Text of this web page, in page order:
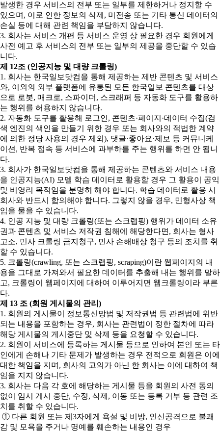
발생한 경우 서비스의 전부 또는 일부를 제한하거나 정지할 수
있으며, 이로 인한 정보의 삭제, 미전송 또는 기타 통신 데이터의
손실 등에 대해 관련 책임을 부담하지 않습니다.
3. 회사는 서비스 개편 등 서비스 운영 상 필요한 경우 회원에게
사전 예고 후 서비스의 전부 또는 일부의 제공을 중단할 수 있습
니다.
제 12조 (인공지능 및 대량 크롤링)
1. 회사는 한국일보닷컴을 통해 제공하는 제반 콘텐츠 및 서비스
와, 이외의 외부 플랫폼에 유통된 모든 한국일보 콘텐츠를 대상
으로 로봇, 매크로, 스파이더, 스크래퍼 등 자동화 도구를 활용하
는 행위를 허용하지 않습니다.
2. 자동화 도구를 활용해 로그인, 콘텐츠·페이지·데이터 수집(검
색 엔진의 색인을 만들기 위한 경우 또는 회사와의 적법한 계약
에 의한 정당 사용의 경우 제외), 댓글·좋아요·제보 등 커뮤니케
이션, 반복 접속 등 서비스에 과부하를 주는 행위를 하면 안 됩니
다.
3. 회사가 한국일보닷컴을 통해 제공하는 콘텐츠와 서비스 내용
을 인공지능(AI) 모델 학습 데이터로 활용할 경우 그 활용이 공익
및 비영리 목적임을 분명히 해야 합니다. 학습 데이터로 활용 시
회사와 반드시 합의해야 합니다. 그렇지 않을 경우, 민형사상 책
임을 물을 수 있습니다.
4. 인공 지능 및 대량 크롤링(또는 스크랩핑) 행위가 데이터 소유
권과 콘텐츠 및 서비스 저작권 침해에 해당한다면, 회사는 형사
고소, 민사 크롤링 금지청구, 민사 손해배상 청구 등의 조치를 취
할 수 있습니다.
5. 크롤링(crawling, 또는 스크랩핑, scraping)이란 웹페이지의 내
용을 그대로 가져와서 필요한 데이터를 추출해 내는 행위를 말하
고, 크롤링이 웹페이지에 대하여 이루어지면 웹크롤링이라 부른
다.
제 13 조 (회원 게시물의 관리)
1. 회원의 게시물이 정보통신망법 및 저작권법 등 관련법에 위반
되는 내용을 포함하는 경우, 회사는 관련법이 정한 절차에 따라
해당 게시물의 게시중단 및 삭제 등을 요청할 수 있습니다.
2. 회원이 서비스에 등록하는 게시물 등으로 인하여 본인 또는 타
인에게 손해나 기타 문제가 발생하는 경우 전적으로 회원은 이에
대한 책임을 지며, 회사의 고의가 아닌 한 회사는 이에 대하여 책
임을 지지 않습니다.
3. 회사는 다음 각 호에 해당하는 게시물 등을 회원의 사전 동의
없이 임시 게시 중단, 수정, 삭제, 이동 또는 등록 거부 등 관련 조
치를 취할 수 있습니다.
① 다른 회원 또는 제3자에게 욕설 및 비방, 인신공격으로 불쾌
감 및 모욕을 주거나 명예를 훼손하는 내용인 경우